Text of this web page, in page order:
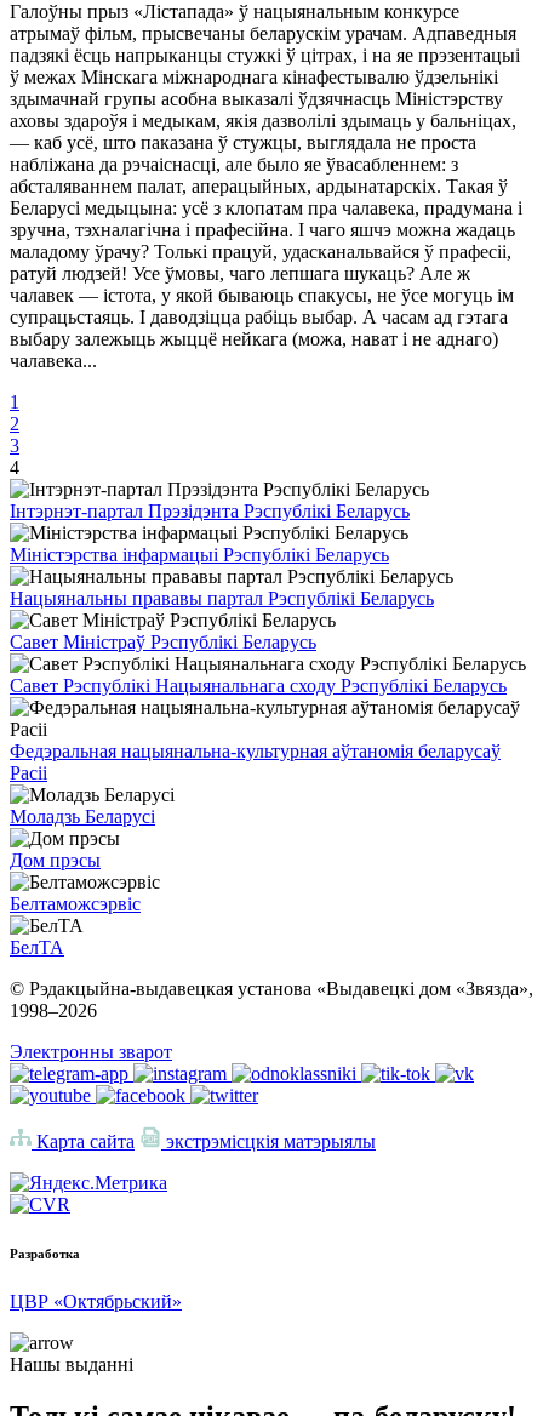
Галоўны прыз «Лістапада» ў нацыянальным конкурсе
атрымаў фільм, прысвечаны беларускім урачам. Адпаведныя
падзякі ёсць напрыканцы стужкі ў цітрах, і на яе прэзентацыі
ў межах Мінскага міжнароднага кінафестывалю ўдзельнікі
здымачнай групы асобна выказалі ўдзячнасць Міністэрству
аховы здароўя і медыкам, якія дазволілі здымаць у бальніцах,
— каб усё, што паказана ў стужцы, выглядала не проста
набліжана да рэчаіснасці, але было яе ўвасабленнем: з
абсталяваннем палат, аперацыйных, ардынатарскіх. Такая ў
Беларусі медыцына: усё з клопатам пра чалавека, прадумана і
зручна, тэхналагічна і прафесійна. І чаго яшчэ можна жадаць
маладому ўрачу? Толькі працуй, удасканальвайся ў прафесіі,
ратуй людзей! Усе ўмовы, чаго лепшага шукаць? Але ж
чалавек — істота, у якой бываюць спакусы, не ўсе могуць ім
супрацьстаяць. І даводзіцца рабіць выбар. А часам ад гэтага
выбару залежыць жыццё нейкага (можа, нават і не аднаго)
чалавека...
1
2
3
4
Інтэрнэт-партал Прэзідэнта Рэспублікі Беларусь
Міністэрства інфармацыі Рэспублікі Беларусь
Нацыянальны прававы партал Рэспублікі Беларусь
Савет Міністраў Рэспублікі Беларусь
Савет Рэспублікі Нацыянальнага сходу Рэспублікі Беларусь
Федэральная нацыянальна-культурная аўтаномія беларусаў
Расіі
Моладзь Беларусі
Дом прэсы
Белтаможсэрвіс
БелТА
© Рэдакцыйна-выдавецкая установа «Выдавецкі дом «Звязда»,
1998–2026
Электронны зварот
Карта сайта экстрэмісцкія матэрыялы
Разработка
ЦВР «Октябрьский»
Нашы выданні